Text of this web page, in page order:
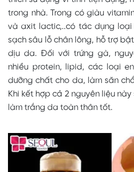
trong nhà. Trong có giàu
và axit lactic,..có tác dụng
sạch sâu lỗ chân lông, hỗ trợ
dịu da. Đối với trứng gà,
nhiều protein, lipid, các loại
dưỡng chất cho da, làm săn
Khi kết hợp cả 2 nguyên liệu
làm trắng da toàn thân tốt.